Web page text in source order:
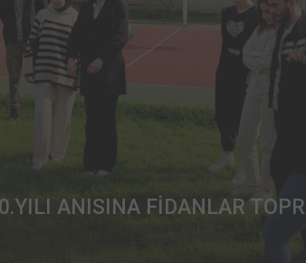
ANISINA FİDANLAR